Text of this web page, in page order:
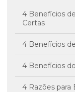
4 Benefícios
Certas
4 Benefícios
4 Benefícios
4 Razões para